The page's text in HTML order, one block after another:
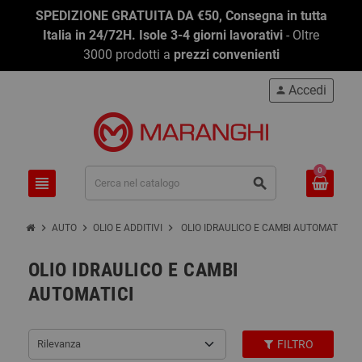
SPEDIZIONE GRATUITA DA €50, Consegna in tutta
Italia in 24/72H. Isole 3-4 giorni lavorativi - Oltre
3000 prodotti a prezzi convenienti
view_headline search
person Accedi
0
chevron_right AUTO chevron_right OLIO E ADDITIVI chevron_right OLIO IDRAULICO E CAMBI AUTOMATICI
OLIO IDRAULICO E CAMBI
AUTOMATICI
Rilevanza FILTRO